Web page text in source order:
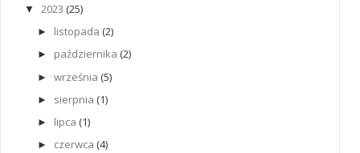
▼ 2023 (25)
► listopada (2)
► października (2)
► września (5)
► sierpnia (1)
► lipca (1)
► czerwca (4)